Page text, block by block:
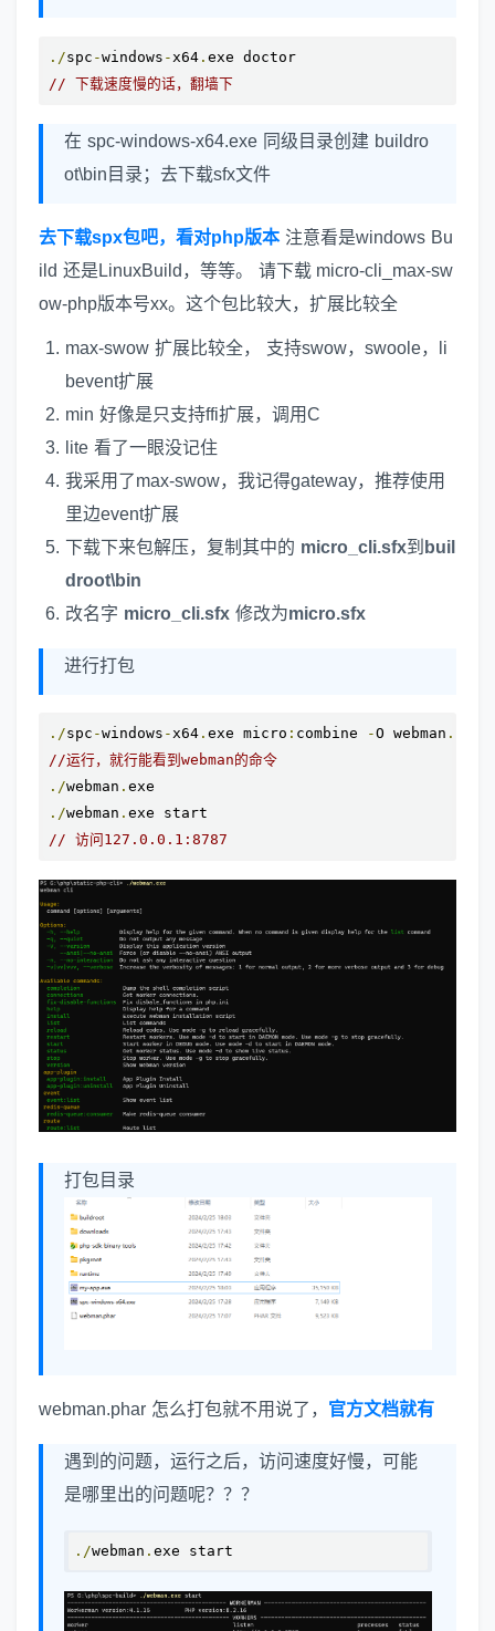
./spc -windows - x64 .
// 下载速度慢的话，翻墙下
在 spc-windows-x64.exe 同级目录创建 buildro
ot\bin目录；去下载sfx文件
去下载spx包吧，看对php版本注意看是windows Bu
ild 还是LinuxBuild，等等。 请下载 micro-cli_max-sw
ow-php版本号xx。这个包比较大，扩展比较全
max-swow 扩展比较全， 支持swow，swoole，li
bevent扩展
min 好像是只支持ffi扩展，调用C
lite 看了一眼没记住
我采用了max-swow，我记得gateway，推荐使用
里边event扩展
下载下来包解压，复制其中的 micro_cli.sfx到 buil
droot\bin
改名字 micro_cli.sfx修改为micro.sfx
进行打包
./spc -windows -x64 . exe micro : combine -O webman .
//运行，就行能看到webman的命令
./webman .
./webman .
// 访问127.0.0.1:8787
打包目录
webman.phar 怎么打包就不用说了， 官方文档就有
遇到的问题，运行之后，访问速度好慢，可能
是哪里出的问题呢？？？
./webman .exe start